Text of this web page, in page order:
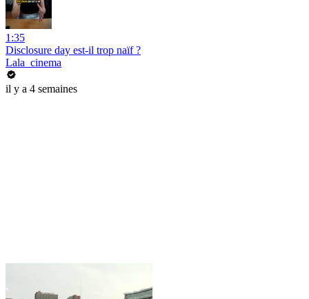
1:35
Disclosure day est-il trop naïf ?
Lala_cinema
il y a 4 semaines